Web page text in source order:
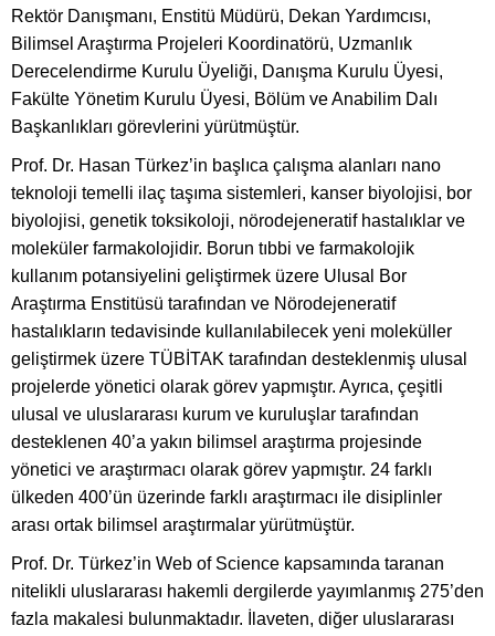
Rektör Danışmanı, Enstitü Müdürü, Dekan Yardımcısı,
Bilimsel Araştırma Projeleri Koordinatörü, Uzmanlık
Derecelendirme Kurulu Üyeliği, Danışma Kurulu Üyesi,
Fakülte Yönetim Kurulu Üyesi, Bölüm ve Anabilim Dalı
Başkanlıkları görevlerini yürütmüştür.
Prof. Dr. Hasan Türkez’in başlıca çalışma alanları nano
teknoloji temelli ilaç taşıma sistemleri, kanser biyolojisi, bor
biyolojisi, genetik toksikoloji, nörodejeneratif hastalıklar ve
moleküler farmakolojidir. Borun tıbbi ve farmakolojik
kullanım potansiyelini geliştirmek üzere Ulusal Bor
Araştırma Enstitüsü tarafından ve Nörodejeneratif
hastalıkların tedavisinde kullanılabilecek yeni moleküller
geliştirmek üzere TÜBİTAK tarafından desteklenmiş ulusal
projelerde yönetici olarak görev yapmıştır. Ayrıca, çeşitli
ulusal ve uluslararası kurum ve kuruluşlar tarafından
desteklenen 40’a yakın bilimsel araştırma projesinde
yönetici ve araştırmacı olarak görev yapmıştır. 24 farklı
ülkeden 400’ün üzerinde farklı araştırmacı ile disiplinler
arası ortak bilimsel araştırmalar yürütmüştür.
Prof. Dr. Türkez’in Web of Science kapsamında taranan
nitelikli uluslararası hakemli dergilerde yayımlanmış 275’den
fazla makalesi bulunmaktadır. İlaveten, diğer uluslararası